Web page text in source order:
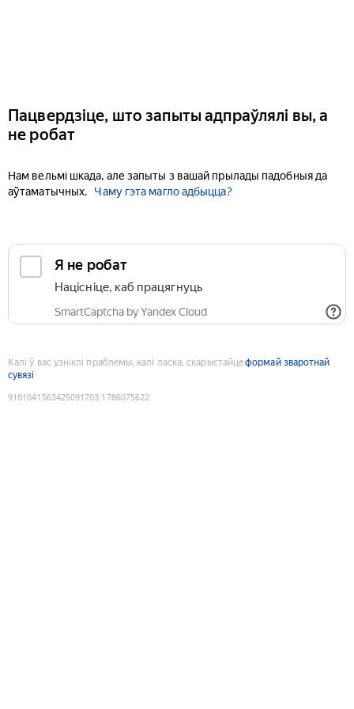
Пацвердзіце, што запыты адпраўлялі вы, а
не робат
Нам вельмі шкада, але запыты з вашай прылады падобныя да
аўтаматычных.
Чаму гэта магло адбыцца?
Я не робат
Націсніце, каб працягнуць
SmartCaptcha by Yandex Cloud
Калі ў вас узніклі праблемы, калі ласка, скарыстайцеформай зваротнай
сувязі
9181041563425091703:1786075622